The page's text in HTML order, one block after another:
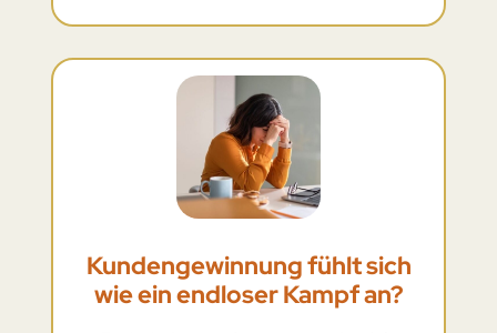
Kundengewinnung fühlt sich
wie ein endloser Kampf an?